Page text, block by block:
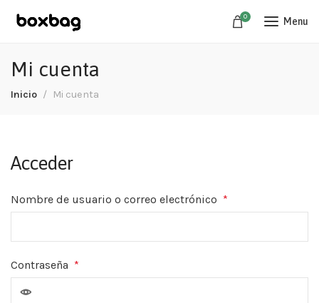
0 Menu
Mi cuenta
Inicio Mi cuenta
Acceder
Nombre de usuario o correo electrónico *
Contraseña *